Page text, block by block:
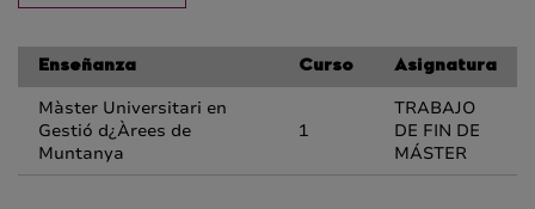
Enseñanza Curso Asignatura
Màster Universitari en
Gestió d¿Àrees de
Muntanya
1
TRABAJO
DE FIN DE
MÁSTER